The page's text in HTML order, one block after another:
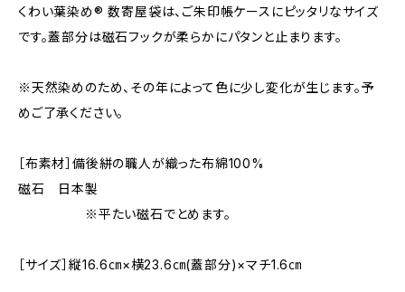
くわい葉染め® 数寄屋袋は、ご朱印帳ケースにピッタリなサイズ
です。蓋部分は磁石フックが柔らかにパタンと止まります。
※天然染めのため、その年によって色に少し変化が生じます。予
めご了承ください。
［布素材］備後絣の職人が織った布綿100%
磁石 日本製
※平たい磁石でとめます。
［サイズ］縦16.6㎝×横23.6㎝(蓋部分)×マチ1.6㎝